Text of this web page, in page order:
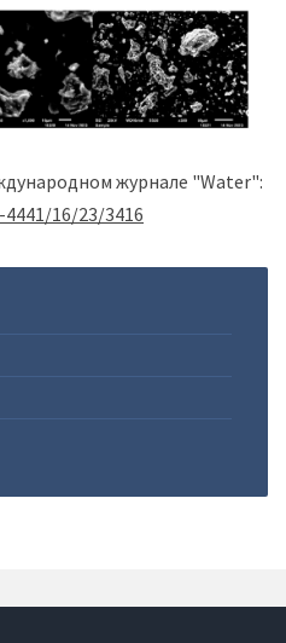
журнале "Water":
16/23/3416